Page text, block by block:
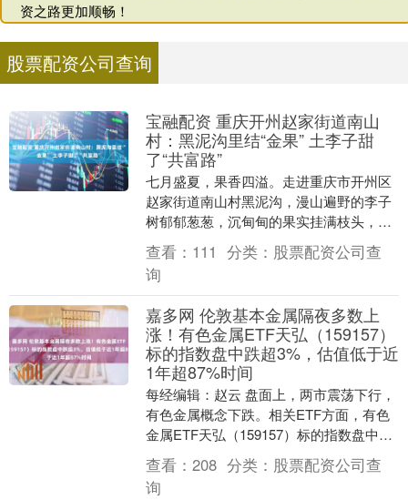
资之路更加顺畅！
股票配资公司查询
宝融配资 重庆开州赵家街道南山
村：黑泥沟里结“金果” 土李子甜
了“共富路”
七月盛夏，果香四溢。走进重庆市开州区
赵家街道南山村黑泥沟，漫山遍野的李子
树郁郁葱葱，沉甸甸的果实挂满枝头，果
农们穿梭林间，采摘、分拣、装箱，一派
丰收的繁忙景象。....
查看： 111 分类： 股票配资公司查
询
嘉多网 伦敦基本金属隔夜多数上
涨！有色金属ETF天弘（159157）
标的指数盘中跌超3%，估值低于近
1年超87%时间
每经编辑：赵云 盘面上，两市震荡下行，
有色金属概念下跌。相关ETF方面，有色
金属ETF天弘（159157）标的指数盘中跌
3.11%，申购额达400万份，为深市同....
查看： 208 分类： 股票配资公司查
询